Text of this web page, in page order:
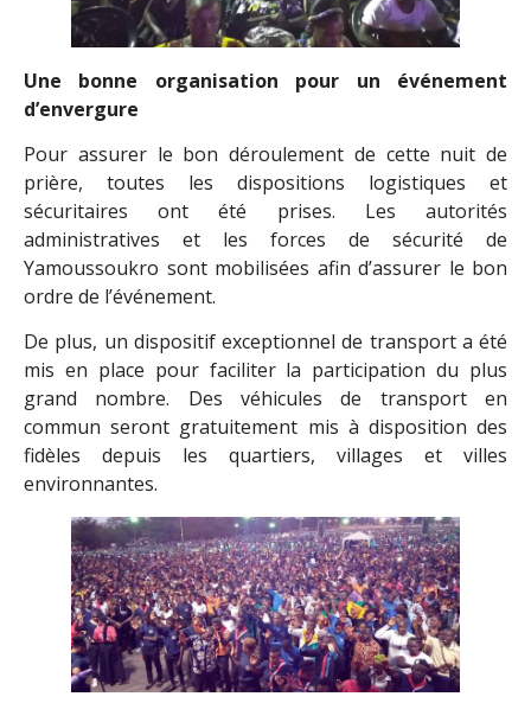
Une bonne organisation pour un événement
d’envergure
Pour assurer le bon déroulement de cette nuit de
prière, toutes les dispositions logistiques et
sécuritaires ont été prises. Les autorités
administratives et les forces de sécurité de
Yamoussoukro sont mobilisées afin d’assurer le bon
ordre de l’événement.
De plus, un dispositif exceptionnel de transport a été
mis en place pour faciliter la participation du plus
grand nombre. Des véhicules de transport en
commun seront gratuitement mis à disposition des
fidèles depuis les quartiers, villages et villes
environnantes.